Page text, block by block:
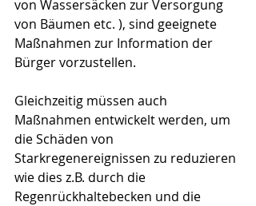
von Wassersäcken zur Versorgung
von Bäumen etc. ), sind geeignete
Maßnahmen zur Information der
Bürger vorzustellen.
Gleichzeitig müssen auch
Maßnahmen entwickelt werden, um
die Schäden von
Starkregenereignissen zu reduzieren
wie dies z.B. durch die
Regenrückhaltebecken und die